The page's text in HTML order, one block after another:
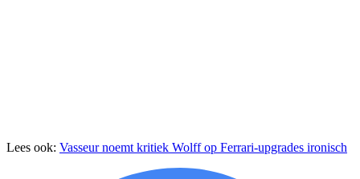
Lees ook: Vasseur noemt kritiek Wolff op Ferrari-upgrades ironisch